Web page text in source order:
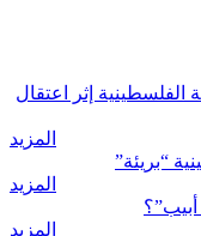
إثر اعتقال
المزيد
“بريئة”
المزيد
المزيد